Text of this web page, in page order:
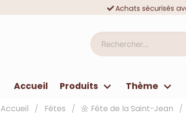
Achats sécurisés
Rechercher...
Accueil Produits Thème
Accueil Fêtes 🌼 Fête de la Saint-Jean